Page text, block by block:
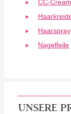
CC-Cream
Haarspray
Nagelfeile
UNSERE